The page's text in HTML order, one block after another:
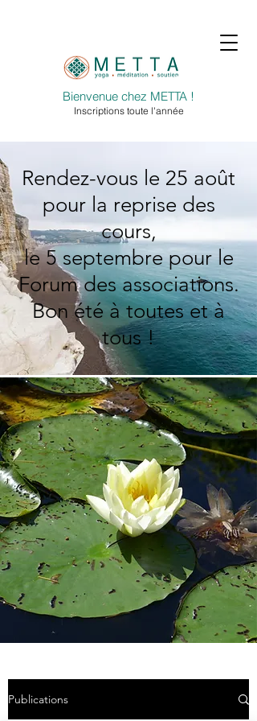
Bienvenue chez METTA !
Inscriptions toute l'année
Rendez-vous le 25 août
pour la reprise des
cours,
le 5 septembre pour le
Forum des associations.
Bon été à toutes et à
tous !
Publications